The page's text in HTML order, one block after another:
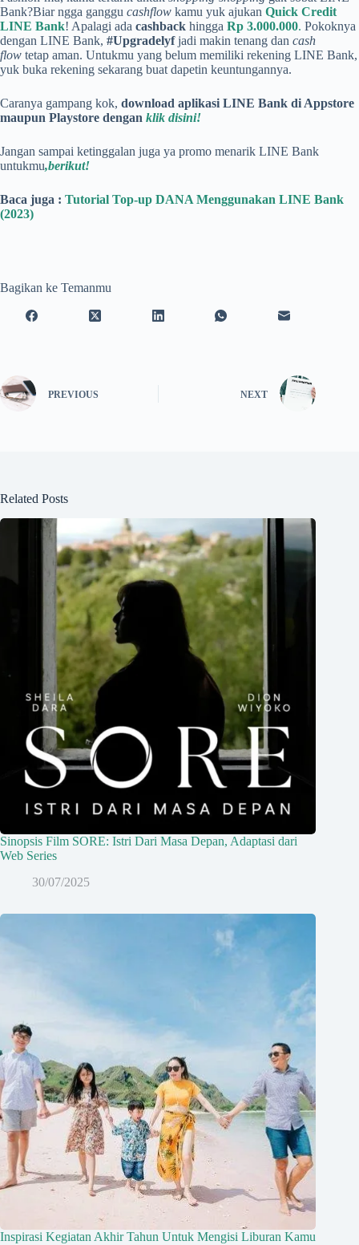
Bank?Biar ngga ganggu cashflow kamu yuk ajukan Quick Credit
LINE Bank! Apalagi ada cashback hingga Rp 3.000.000. Pokoknya
dengan LINE Bank, #Upgradelyfjadi makin tenang dan cash
flow tetap aman. Untukmu yang belum memiliki rekening LINE Bank,
yuk buka rekening sekarang buat dapetin keuntungannya.
Caranya gampang kok, download aplikasi LINE Bank di Appstore
maupun Playstore dengan klik disini!
Jangan sampai ketinggalan juga ya promo menarik LINE Bank
untukmu,berikut!
Baca juga : Tutorial Top-up DANA Menggunakan LINE Bank
(2023)
Bagikan ke Temanmu
PREVIOUS NEXT
Related Posts
Sinopsis Film SORE: Istri Dari Masa Depan, Adaptasi dari
Web Series
30/07/2025
Inspirasi Kegiatan Akhir Tahun Untuk Mengisi Liburan Kamu